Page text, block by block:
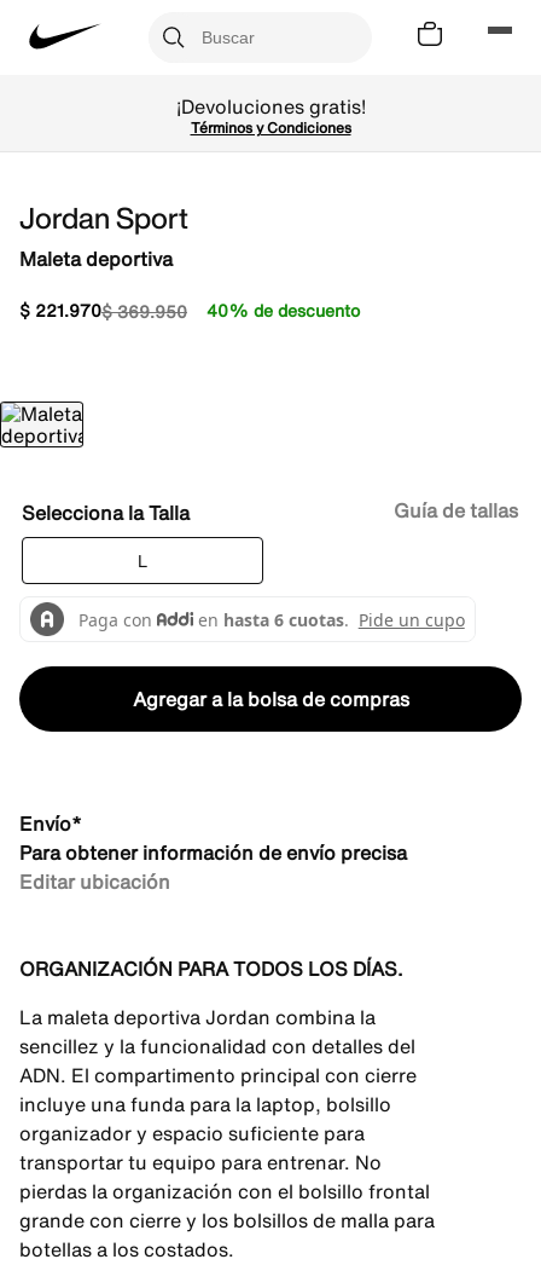
¡Devoluciones gratis!
Términos y Condiciones
Jordan Sport
Maleta deportiva
$369.950
$ 221.970 40% de descuento
Talla
L
Guía de tallas
Agregar a la bolsa de compras
Envío*
Para obtener información de envío precisa
Editar ubicación
ORGANIZACIÓN PARA TODOS LOS DÍAS.
La maleta deportiva Jordan combina la
sencillez y la funcionalidad con detalles del
ADN. El compartimento principal con cierre
incluye una funda para la laptop, bolsillo
organizador y espacio suficiente para
transportar tu equipo para entrenar. No
pierdas la organización con el bolsillo frontal
grande con cierre y los bolsillos de malla para
botellas a los costados.